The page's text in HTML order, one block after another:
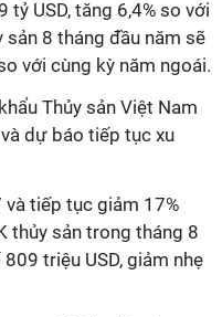
USD, tăng 6,4% so với
8 tháng đầu năm sẽ
với cùng kỳ năm ngoái.
Thủy sản Việt Nam
dự báo tiếp tục xu
tiếp tục giảm 17%
thủy sản trong tháng 8
triệu USD, giảm nhẹ